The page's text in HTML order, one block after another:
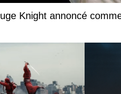
Knight annoncé